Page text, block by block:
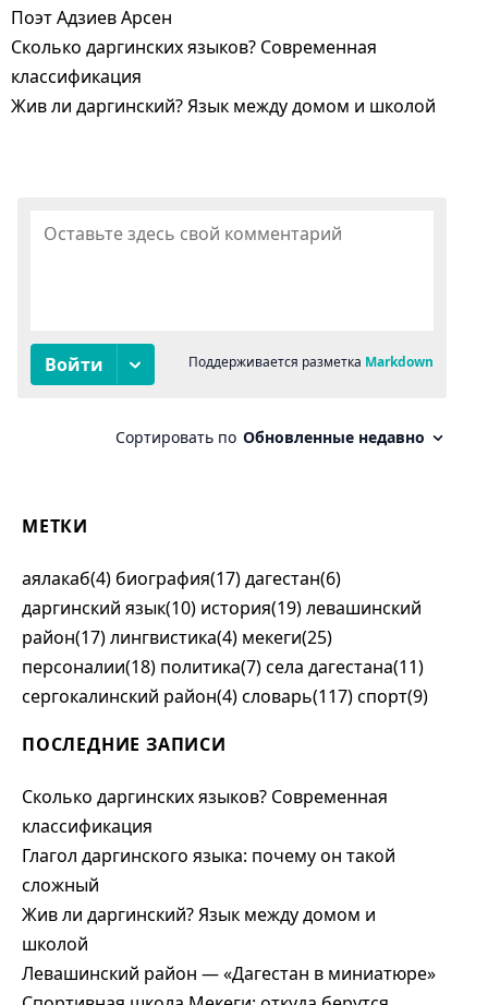
Поэт Адзиев Арсен
Сколько даргинских языков? Современная
классификация
Жив ли даргинский? Язык между домом и школой
МЕТКИ
аялакаб(4) биография(17)дагестан(6)
даргинский язык(10) история(19)левашинский
район(17)лингвистика(4) мекеги(25)
персоналии(18) политика(7)села дагестана(11)
сергокалинский район(4)словарь(117)спорт(9)
ПОСЛЕДНИЕ ЗАПИСИ
Сколько даргинских языков? Современная
классификация
Глагол даргинского языка: почему он такой
сложный
Жив ли даргинский? Язык между домом и
школой
Левашинский район — «Дагестан в миниатюре»